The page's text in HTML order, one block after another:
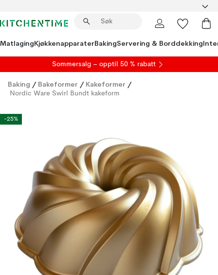
MatlagingKjøkkenapparaterBakingServering & Borddekking
Sommersalg – opptil 50 % rabatt
Baking / Bakeformer / Kakeformer /
Nordic Ware Swirl Bundt kakeform
-25%